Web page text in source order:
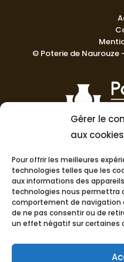
Gérer le
aux cookies
Pour offrir les meilleures
technologies telles que les
aux informations des
technologies nous permettra
comportement de navigation
de ne pas consentir ou de
un effet négatif sur certaines
© Poterie de Naurouze
La Poterie de Nauroze